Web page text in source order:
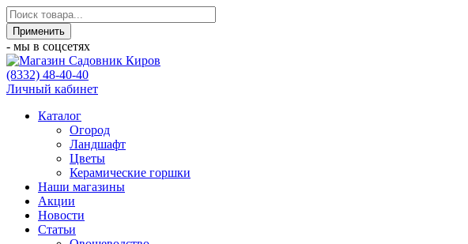
- мы в соцсетях
(8332) 48-40-40
Личный кабинет
Каталог
Огород
Ландшафт
Цветы
Керамические горшки
Наши магазины
Акции
Новости
Статьи